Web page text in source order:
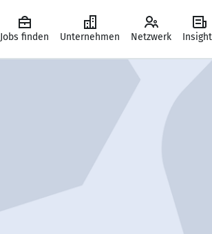
Jobs finden Unternehmen Netzwerk